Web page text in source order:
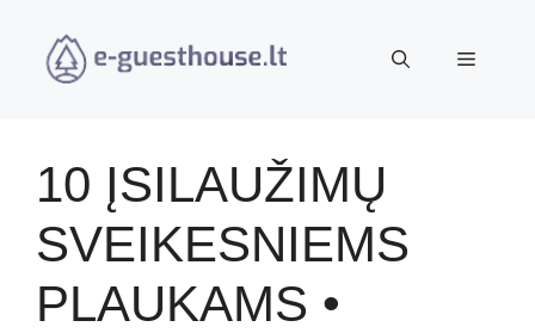
turinio
Meniu
10 ĮSILAUŽIMŲ
SVEIKESNIEMS
PLAUKAMS •